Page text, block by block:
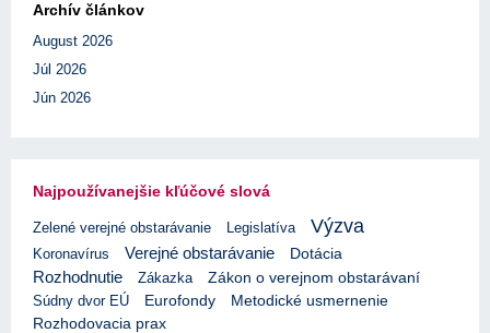
Archív článkov
August 2026
Júl 2026
Jún 2026
Najpoužívanejšie kľúčové slová
Zelené verejné obstarávanie Legislatíva Výzva
Koronavírus Verejné obstarávanie Dotácia
Rozhodnutie Zákazka
Zákon o verejnom obstarávaní
Súdny dvor EÚ
Eurofondy Metodické usmernenie
Rozhodovacia prax